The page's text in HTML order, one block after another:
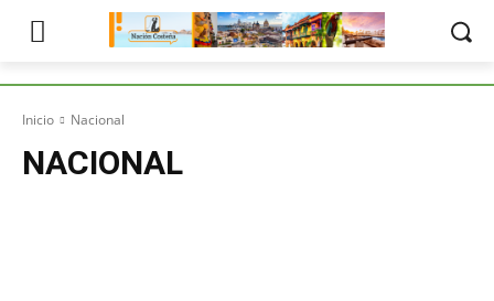
Inicio Nacional
NACIONAL